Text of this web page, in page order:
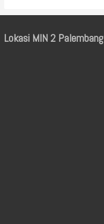
Lokasi MIN 2 Palembang